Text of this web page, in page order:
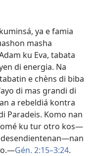
ya e famia
masha
ku Eva, tabata
di energia. Na
e chèns di biba
di mas grandi di
a rebeldiá kontra
Paradeis. Komo nan
ku tur otro kos—
Gén. 2:15–3:24.